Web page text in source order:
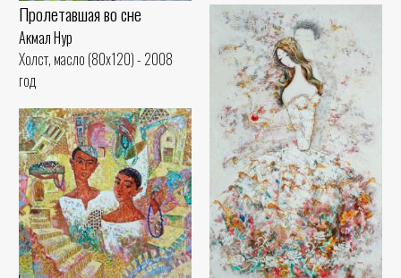
Пролетавшая во сне
Акмал Нур
Холст, масло (80x120) - 2008
год